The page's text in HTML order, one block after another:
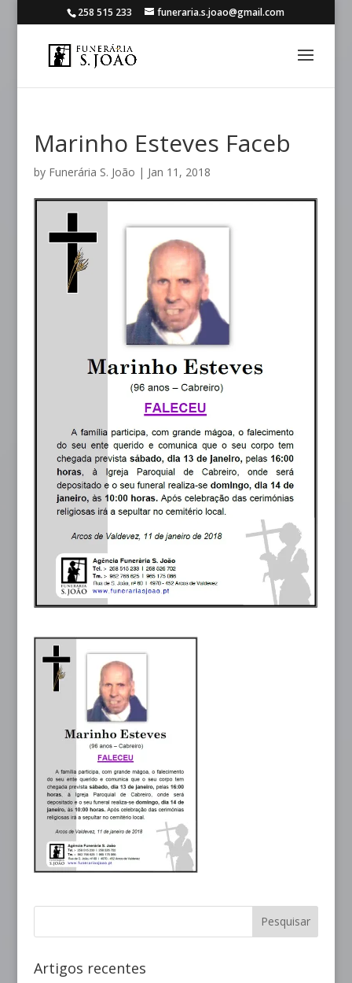
258 515 233 funeraria.s.joao@gmail.com
Marinho Esteves Faceb
by Funerária S. João | Jan 11, 2018
Artigos recentes